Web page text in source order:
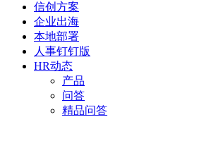
信创方案
企业出海
本地部署
人事钉钉版
HR动态
产品
问答
精品问答